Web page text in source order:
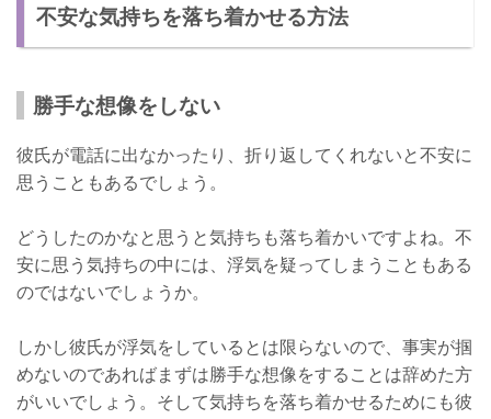
不安な気持ちを落ち着かせる方法
勝手な想像をしない
彼氏が電話に出なかったり、折り返してくれないと不安に
思うこともあるでしょう。
どうしたのかなと思うと気持ちも落ち着かいですよね。不
安に思う気持ちの中には、浮気を疑ってしまうこともある
のではないでしょうか。
しかし彼氏が浮気をしているとは限らないので、事実が掴
めないのであればまずは勝手な想像をすることは辞めた方
がいいでしょう。そして気持ちを落ち着かせるためにも彼